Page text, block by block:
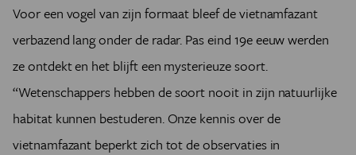
Voor een vogel van zijn formaat bleef de vietnamfazant
verbazend lang onder de radar. Pas eind 19e eeuw werden
ze ontdekt en het blijft een mysterieuze soort.
“Wetenschappers hebben de soort nooit in zijn natuurlijke
habitat kunnen bestuderen. Onze kennis over de
vietnamfazant beperkt zich tot de observaties in